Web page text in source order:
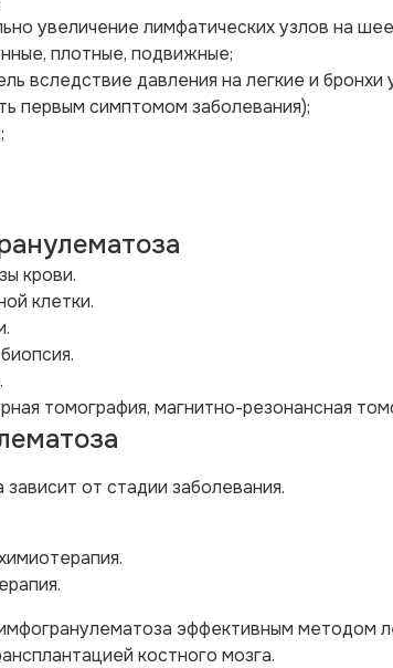
увеличение лимфатических узлов на
плотные, подвижные;
вследствие давления на легкие и бронхи
первым симптомом заболевания);
крови.
клетки.
томография, магнитно-резонансная
от стадии заболевания.
эффективным методом
костного мозга.